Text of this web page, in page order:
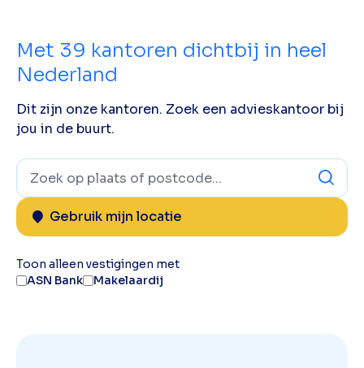
Met 39 kantoren dichtbij in heel
Nederland
Dit zijn onze kantoren. Zoek een advieskantoor bij
jou in de buurt.
Gebruik mijn locatie
Toon alleen vestigingen met
ASN Bank
Makelaardij